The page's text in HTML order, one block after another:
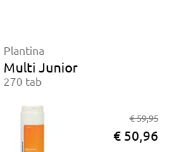
Plantina
Multi Junior
270 tab
€ 59,95
€ 50,96